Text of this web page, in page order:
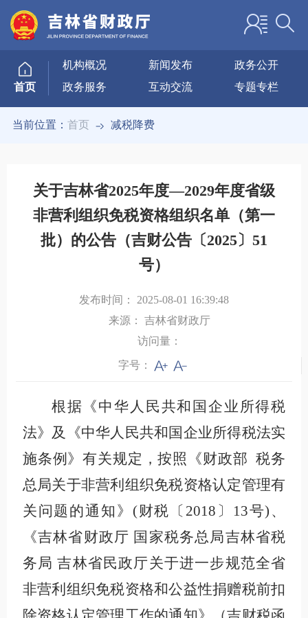
首页
机构概况 新闻发布
政务公开
政务服务
互动交流 专题专栏
当前位置：首页 减税降费
关于吉林省2025年度—2029年度省级
非营利组织免税资格组织名单（第一
批）的公告（吉财公告〔2025〕51
号）
发布时间： 2025-08-01 16:39:48
来源：
吉林省财政厅
访问量：
字号：
根据《中华人民共和国企业所得税
法》及《中华人民共和国企业所得税法实
施条例》有关规定，按照
《财政部 税务
总局关于非营利组织免税资格认定管理有
关问题的通知》(财税〔2018〕13号)、
《吉林省财政厅 国家税务总局吉林省税
务局 吉林省民政厅关于进一步规范全省
非营利组织免税资格和公益性捐赠税前扣